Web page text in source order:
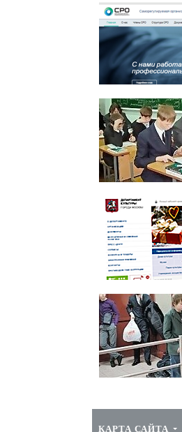
Москвы
Москвы
КАРТА САЙТА
О СОЮЗЕ
Миссия
Структура
Руководство